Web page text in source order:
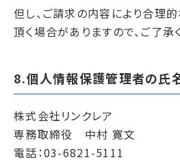
但し、ご請求の内容により合理
頂く場合がありますので、ご了承
8.個人情報保護管理者の氏
株式会社リンクレア
専務取締役 中村 寛文
電話：03-6821-5111